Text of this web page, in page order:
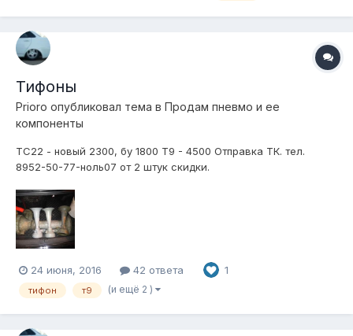
Тифоны
Prioro опубликовал тема в Продам пневмо и ее
компоненты
ТС22 - новый 2300, бу 1800 Т9 - 4500 Отправка ТК. тел.
8952-50-77-ноль07 от 2 штук скидки.
24 июня, 2016 42 ответа 1
тифон т9 (и ещё 2 )